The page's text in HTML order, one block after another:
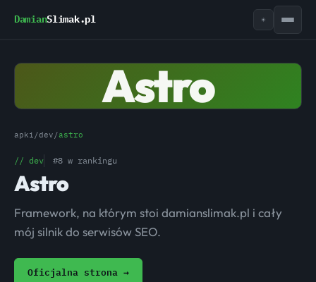
DamianSlimak.pl ☀
apki /dev /astro
// dev #8 w rankingu
Astro
Framework, na którym stoi damianslimak.pl i cały
mój silnik do serwisów SEO.
Oficjalna strona →
Astro